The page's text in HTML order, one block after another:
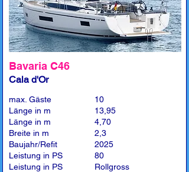
Bavaria C46
Cala d'Or
max. Gäste
Länge in m
Länge in m
Breite in m
Baujahr/Refit
Leistung in PS
Leistung in PS
10
13,95
4,70
2,3
2025
80
Rollgross